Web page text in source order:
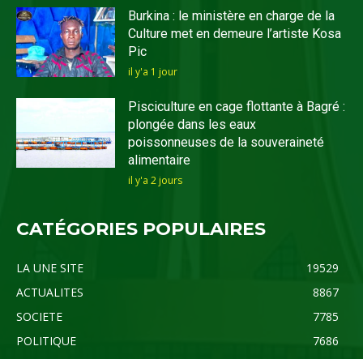
Burkina : le ministère en charge de la
Culture met en demeure l’artiste Kosa
Pic
il y'a 1 jour
Pisciculture en cage flottante à Bagré :
plongée dans les eaux
poissonneuses de la souveraineté
alimentaire
il y'a 2 jours
CATÉGORIES POPULAIRES
LA UNE SITE
19529
ACTUALITES
8867
SOCIETE
7785
POLITIQUE
7686